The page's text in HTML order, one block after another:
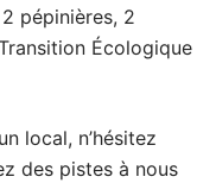
pépinières, 2
Écologique
local, n’hésitez
des pistes à nous